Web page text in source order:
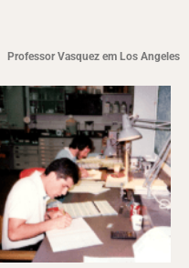
Professor Vasquez em Los Angeles